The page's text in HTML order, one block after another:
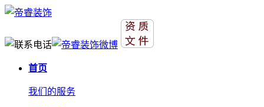
首页
我们的服务